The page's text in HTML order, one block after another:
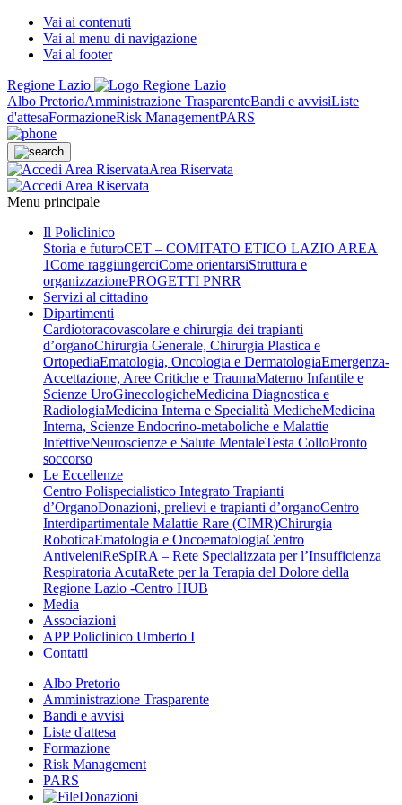
Vai ai contenuti
Vai al menu di navigazione
Vai al footer
Regione Lazio
Albo PretorioAmministrazione TrasparenteBandi e avvisiListe
d'attesaFormazioneRisk ManagementPARS
Area Riservata
Menu principale
Il Policlinico
Storia e futuroCET – COMITATO ETICO LAZIO AREA
1Come raggiungerciCome orientarsiStruttura e
organizzazionePROGETTI PNRR
Servizi al cittadino
Dipartimenti
Cardiotoracovascolare e chirurgia dei trapianti
d’organoChirurgia Generale, Chirurgia Plastica e
OrtopediaEmatologia, Oncologia e DermatologiaEmergenza-
Accettazione, Aree Critiche e TraumaMaterno Infantile e
Scienze UroGinecologicheMedicina Diagnostica e
RadiologiaMedicina Interna e Specialità MedicheMedicina
Interna, Scienze Endocrino-metaboliche e Malattie
InfettiveNeuroscienze e Salute MentaleTesta ColloPronto
soccorso
Le Eccellenze
Centro Polispecialistico Integrato Trapianti
d’OrganoDonazioni, prelievi e trapianti d’organoCentro
Interdipartimentale Malattie Rare (CIMR)Chirurgia
RoboticaEmatologia e OncoematologiaCentro
AntiveleniReSpIRA – Rete Specializzata per l’Insufficienza
Respiratoria AcutaRete per la Terapia del Dolore della
Regione Lazio -Centro HUB
Media
Associazioni
APP Policlinico Umberto I
Contatti
Albo Pretorio
Amministrazione Trasparente
Bandi e avvisi
Liste d'attesa
Formazione
Risk Management
PARS
Donazioni